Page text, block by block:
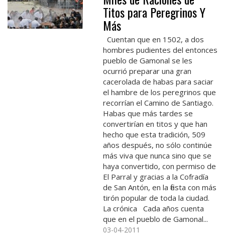
Titos para Peregrinos Y
Más
Cuentan que en 1502, a dos
hombres pudientes del entonces
pueblo de Gamonal se les
ocurrió preparar una gran
cacerolada de habas para saciar
el hambre de los peregrinos que
recorrían el Camino de Santiago.
Habas que más tardes se
convertirían en titos y que han
hecho que esta tradición, 509
años después, no sólo continúe
más viva que nunca sino que se
haya convertido, con permiso de
El Parral y gracias a la Cofradía
de San Antón, en la fiesta con más
tirón popular de toda la ciudad.
La crónica Cada años cuenta
que en el pueblo de Gamonal...
03-04-2011